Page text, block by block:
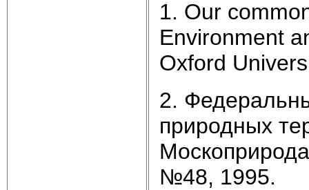
1. Our
Environment
Oxford
2.
природных
№48, 1995.